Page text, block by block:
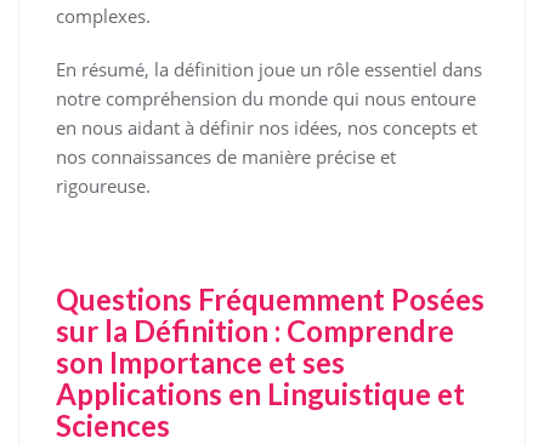
complexes.
En résumé, la définition joue un rôle essentiel dans
notre compréhension du monde qui nous entoure
en nous aidant à définir nos idées, nos concepts et
nos connaissances de manière précise et
rigoureuse.
Questions Fréquemment Posées
sur la Définition : Comprendre
son Importance et ses
Applications en Linguistique et
Sciences